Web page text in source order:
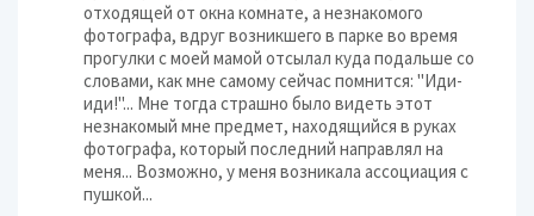
отходящей от окна комнате, а незнакомого
фотографа, вдруг возникшего в парке во время
прогулки с моей мамой отсылал куда подальше со
словами, как мне самому сейчас помнится: "Иди-
иди!"... Мне тогда страшно было видеть этот
незнакомый мне предмет, находящийся в руках
фотографа, который последний направлял на
меня... Возможно, у меня возникала ассоциация с
пушкой...